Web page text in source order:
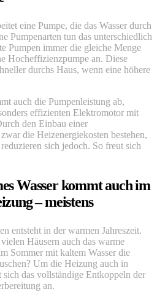
eine Pumpe, die das Wasser durch
Pumpenarten tun das unterschiedlich
Pumpen immer die gleiche Menge
Hocheffizienzpumpe an. Diese
durchs Haus, wenn eine höhere
auch die Pumpenleistung ab,
effizienten Elektromotor mit
den Einbau einer
die Heizenergiekosten bestehen,
sich jedoch. So freut sich
Wasser kommt auch im
– meistens
entsteht in der warmen Jahreszeit.
Häusern auch das warme
Sommer mit kaltem Wasser die
Um die Heizung auch in
sich das vollständige Entkoppeln der
an.